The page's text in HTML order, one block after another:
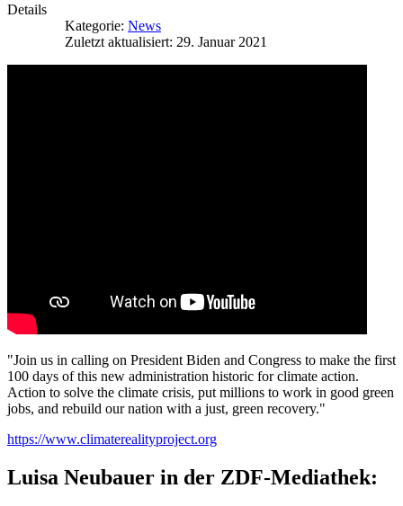
Details
Kategorie: News
Zuletzt aktualisiert: 29. Januar 2021
"Join us in calling on President Biden and Congress to make the first
100 days of this new administration historic for climate action.
Action to solve the climate crisis, put millions to work in good green
jobs, and rebuild our nation with a just, green recovery."
https://www.climaterealityproject.org
Luisa Neubauer in der ZDF-Mediathek: